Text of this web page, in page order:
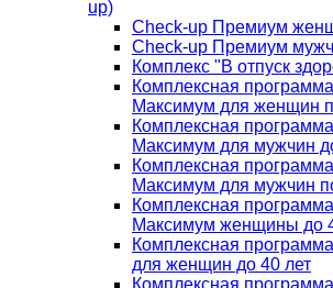
up)
Check-up Премиум
Check-up Премиум
Комплекс "В отпуск
Комплексная
Максимум для женщин
Комплексная
Максимум для мужчин
Комплексная
Максимум для мужчин
Комплексная
Максимум женщины до
Комплексная
для женщин до 40 лет